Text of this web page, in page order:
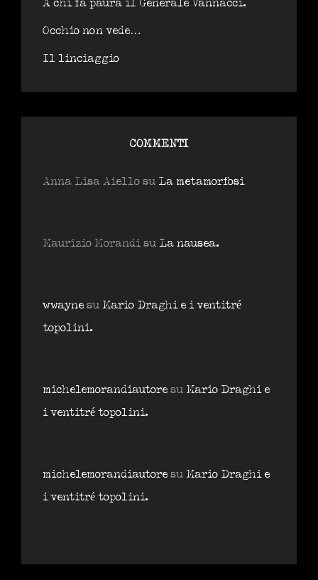
A chi fa paura il Generale Vannacci.
Occhio non vede…
Il linciaggio
COMMENTI
Anna Lisa Aiello su La metamorfosi
Maurizio Morandisu La nausea.
wwayne su Mario Draghi e i ventitré
topolini.
michelemorandiautore su Mario Draghi e
i ventitré topolini.
michelemorandiautore su Mario Draghi e
i ventitré topolini.